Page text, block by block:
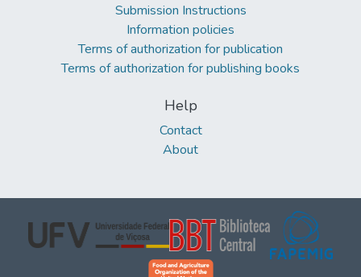
Submission Instructions
Information policies
Terms of authorization for publication
Terms of authorization for publishing books
Help
Contact
About